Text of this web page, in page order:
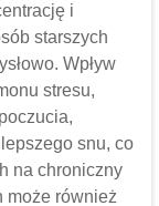
i
starszych
Wpływ
stresu,
snu, co
na chroniczny
może również